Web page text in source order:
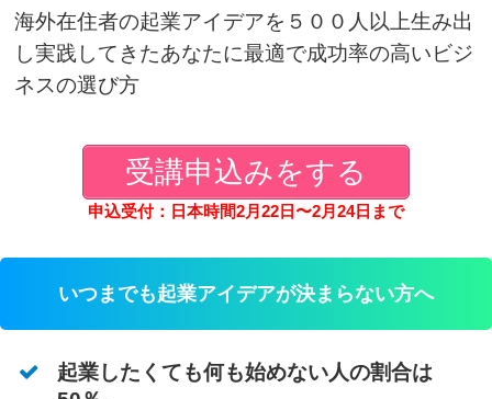
海外在住者の起業アイデアを５００人以上生み出
し実践してきたあなたに最適で成功率の高いビジ
ネスの選び方
受講申込みをする
申込受付：日本時間2月22日〜2月24日まで
いつまでも起業アイデアが決まらない方へ
起業したくても何も始めない人の割合は